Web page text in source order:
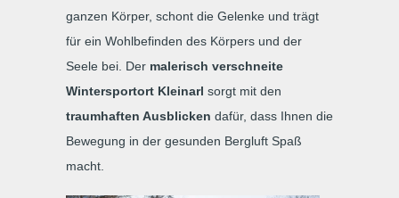
ganzen Körper, schont die Gelenke und trägt
für ein Wohlbefinden des Körpers und der
Seele bei. Der malerisch verschneite
Wintersportort Kleinarl sorgt mit den
traumhaften Ausblicken dafür, dass Ihnen die
Bewegung in der gesunden Bergluft Spaß
macht.